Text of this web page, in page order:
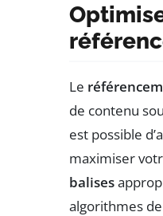
Le
de contenu
est possible
maximiser
balises
algorithmes